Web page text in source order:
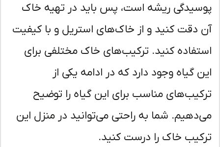
ریشه است، پس باید در تهیه خاک
دقت کنید و از خاک‌های استریل و با کیفیت
کنید. ترکیب‌های خاک مختلفی برای
گیاه وجود دارد که در ادامه یکی از
مناسب برای این گیاه را توضیح
شما به راحتی می‌توانید در منزل این
خاک را درست کنید.